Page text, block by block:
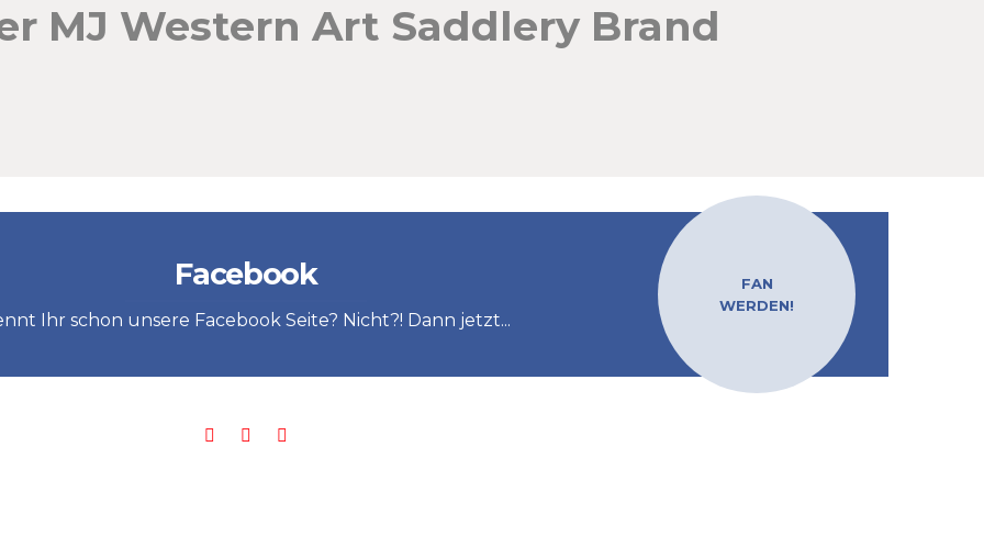
MJ Western Art Saddlery Brand
Facebook
Ihr schon unsere Facebook Seite? Nicht?! Dann jetzt...
FAN
WERDEN!